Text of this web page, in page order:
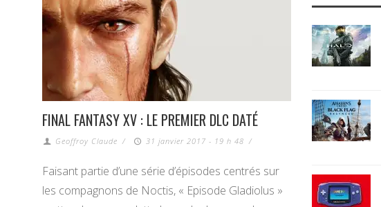
FINAL FANTASY XV : LE PREMIER DLC DATÉ
Geoffroy Claude / 31 janvier 2017 - 19 h 48 /
Faisant partie d’une série d’épisodes centrés sur
les compagnons de Noctis, « Episode Gladiolus »